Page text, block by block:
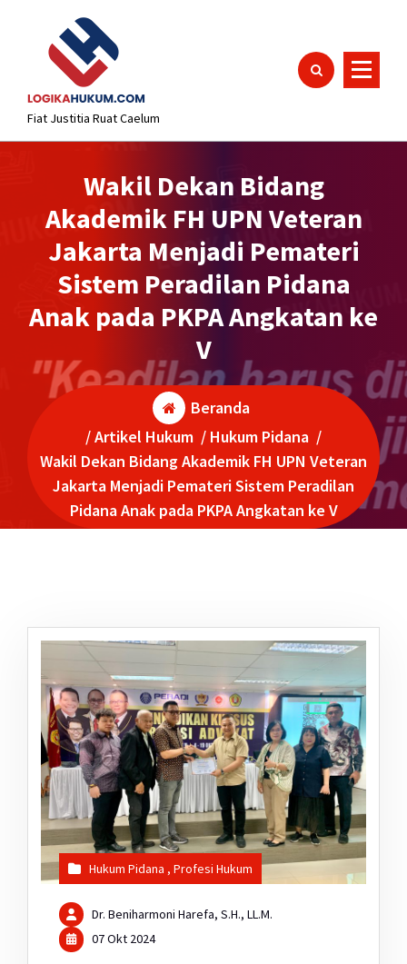
Fiat Justitia Ruat Caelum
Wakil Dekan Bidang
Akademik FH UPN Veteran
Jakarta Menjadi Pemateri
Sistem Peradilan Pidana
Anak pada PKPA Angkatan ke
V
Beranda
/Artikel Hukum / Hukum Pidana /
Wakil Dekan Bidang Akademik FH UPN Veteran
Jakarta Menjadi Pemateri Sistem Peradilan
Pidana Anak pada PKPA Angkatan ke V
Hukum Pidana , Profesi Hukum
Dr. Beniharmoni Harefa, S.H., LL.M.
07 Okt 2024